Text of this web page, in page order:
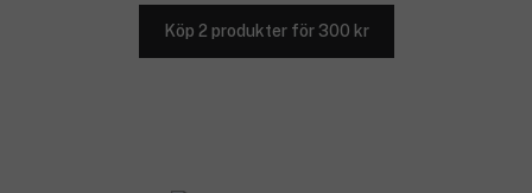
Köp 2 produkter för 300 kr